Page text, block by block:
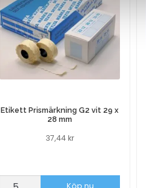
Etikett Prismärkning G2 vit 29 x
28 mm
37,44kr
Etikett
Köp nu